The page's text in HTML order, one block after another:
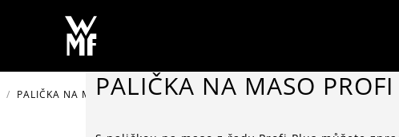
PALIČKA NA MASO PROFI PLUS 34 CM
PALIČKA NA MASO